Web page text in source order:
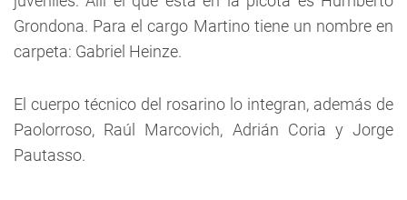
Grondona. Para el cargo Martino tiene un nombre en
carpeta: Gabriel Heinze.
El cuerpo técnico del rosarino lo integran, además de
Paolorroso, Raúl Marcovich, Adrián Coria y Jorge
Pautasso.